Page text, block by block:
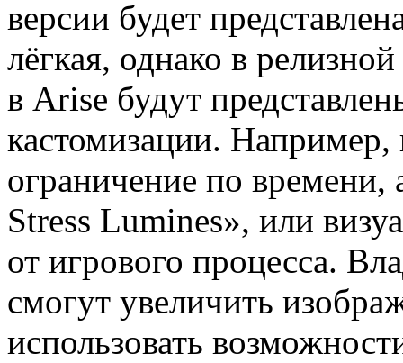
версии будет
лёгкая, однако в
в Arise будут
кастомизации. Например,
ограничение по
Stress Lumines», или
от игрового процесса.
смогут увеличить
использовать